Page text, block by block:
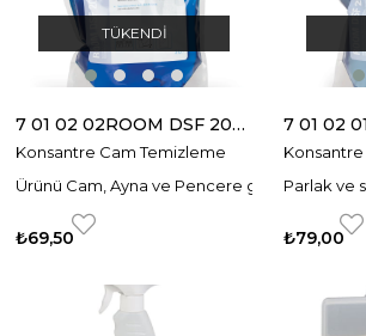
TÜKENDI
7 01 02 02ROOM DSF 204 KONSANTRE CAM TEMİZLEME ÜRÜNÜ
Konsantre Cam Temizleme
Ürünü Cam, Ayna ve Pencere gibi Yüzeyleri
₺69,50
Parlak ve
₺79,00